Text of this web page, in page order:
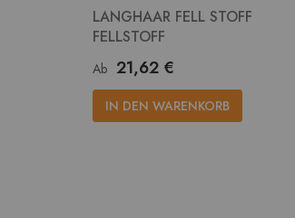
LANGHAAR FELL STOFF
FELLSTOFF
Ab 21,62 €
IN DEN WARENKORB